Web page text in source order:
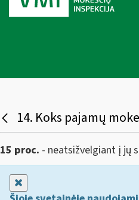
14. Koks pajamų
15 proc. - neatsižvelgiant į jų